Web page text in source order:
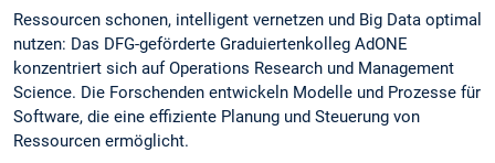
Ressourcen schonen, intelligent vernetzen und Big Data optimal
nutzen: Das DFG-geförderte Graduiertenkolleg AdONE
konzentriert sich auf Operations Research und Management
Science. Die Forschenden entwickeln Modelle und Prozesse für
Software, die eine effiziente Planung und Steuerung von
Ressourcen ermöglicht.